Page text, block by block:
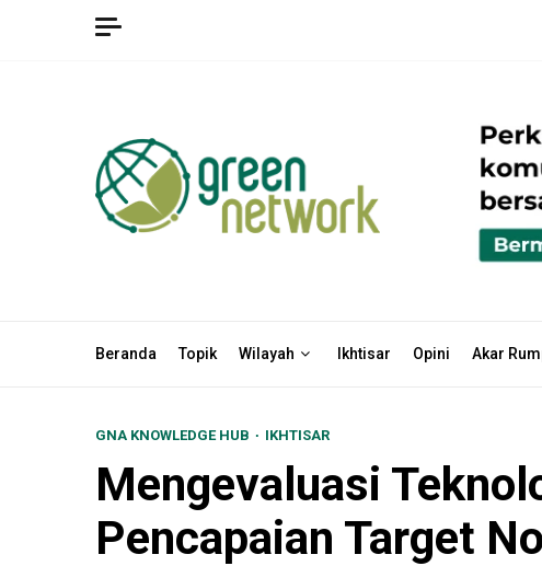
Beranda Topik Wilayah Ikhtisar Opini Akar
GNA KNOWLEDGE HUB IKHTISAR
Mengevaluasi
Pencapaian Target